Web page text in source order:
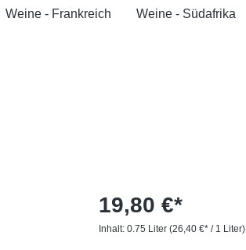
Weine - Frankreich Weine - Südafrika
19,80 €*
Inhalt: 0.75 Liter (26,40 €* / 1 Liter)